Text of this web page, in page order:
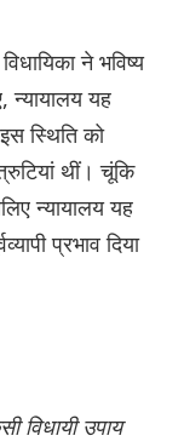
ने भविष्य
न्यायालय यह
स्थिति को
थीं। चूंकि
न्यायालय यह
प्रभाव दिया
विधायी उपाय